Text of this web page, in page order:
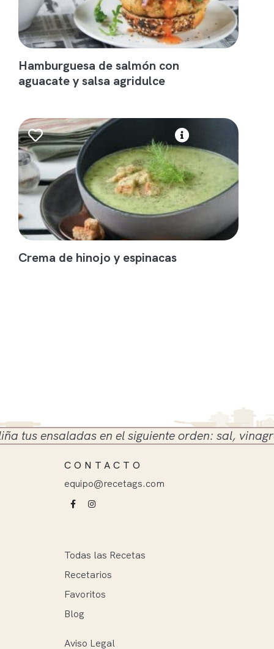
Hamburguesa de salmón con
aguacate y salsa agridulce
Crema de hinojo y espinacas
ensaladas en el siguiente orden: sal, vinagre y
CONTACTO
equipo@recetags.com
Todas las Recetas
Recetarios
Favoritos
Blog
Aviso Legal